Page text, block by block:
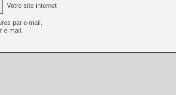
[Mo5] Deux inédits du
Votre site internet
par e-mail.
e-mail.